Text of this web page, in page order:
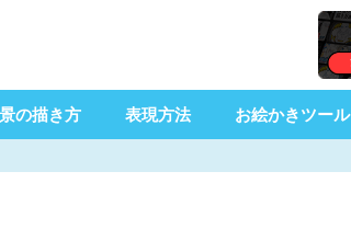
の描き方 表現方法 お絵かきツール